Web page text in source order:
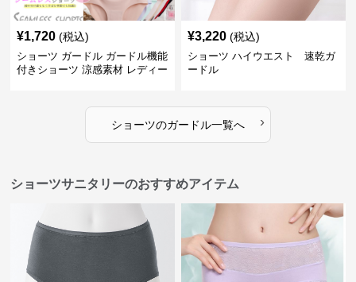
¥1,720 (税込)
ショーツ ガードル ガードル機能
付きショーツ 涼感素材 レディー
¥3,220 (税込)
ショーツ ハイウエスト 速乾ガ
ードル
ショーツのガードル一覧へ ›
ショーツサニタリーのおすすめアイテム